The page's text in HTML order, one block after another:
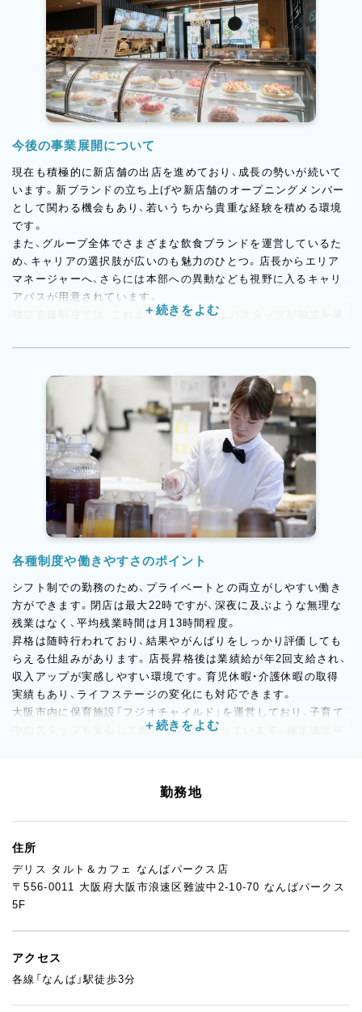
今後の事業展開について
現在も積極的に新店舗の出店を進めており、成長の勢いが続いて
います。新ブランドの立ち上げや新店舗のオープニングメンバー
として関わる機会もあり、若いうちから貴重な経験を積める環境
です。
また、グループ全体でさまざまな飲食ブランドを運営しているた
め、キャリアの選択肢が広いのも魅力のひとつ。店長からエリア
マネージャーへ、さらには本部への異動なども視野に入るキャリ
アパスが用意されています。
独立支援制度では、これまでに60店舗以上のスタッフが独立を果
起業を目指す方に対して、会社として本気でサポートする文化が
実現してほしいと考えています。
各種制度や働きやすさのポイント
シフト制での勤務のため、プライベートとの両立がしやすい働き
方ができます。閉店は最大22時ですが、深夜に及ぶような無理な
残業はなく、平均残業時間は月13時間程度。
昇格は随時行われており、結果やがんばりをしっかり評価しても
らえる仕組みがあります。店長昇格後は業績給が年2回支給され、
収入アップが実感しやすい環境です。育児休暇・介護休暇の取得
実績もあり、ライフステージの変化にも対応できます。
大阪市内に保育施設「フジオチャイルド」を運営しており、子育て
中のスタッフも安心して働ける環境が整っています。確定拠出年
勤務地
住所
デリス タルト＆カフェ なんばパークス店
〒556-0011 大阪府大阪市浪速区難波中2-10-70 なんばパークス
5F
アクセス
各線「なんば」駅徒歩3分